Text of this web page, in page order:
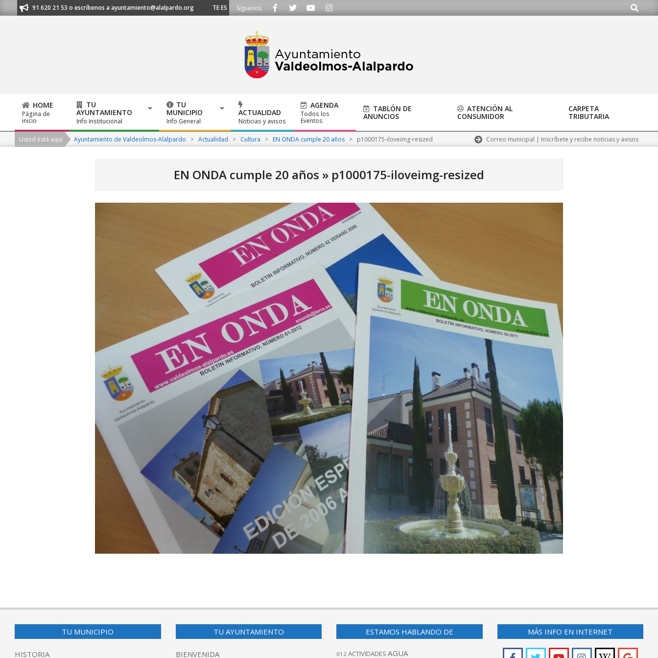
to
al 91 620 21 53 o escríbenos a ayuntamiento@alalpardo.org TE ESCUCHAMOS - Llámanos al 91 620 21 53 o escríbenos a ayuntamiento@alalpardo.org
Síguenos Buscar
Primary
Navigation
Menu
HOME
Página de
inicio
TU
AYUNTAMIENTO
Info Institucional
TU
MUNICIPIO
Info General
ACTUALIDAD
Noticias y avisos
AGENDA
Todos los
Eventos
TABLÓN DE
ANUNCIOS
ATENCIÓN AL
CONSUMIDOR
CARPETA
TRIBUTARIA
Usted está aquí Ayuntamiento de Valdeolmos-Alalpardo > Actualidad > Cultura > EN ONDA cumple 20 años > p1000175-iloveimg-resized Correo municipal | Inscríbete y recibe noticias y avisos
EN ONDA cumple 20 años » p1000175-iloveimg-resized
TU MUNICIPIO
HISTORIA
TU AYUNTAMIENTO
BIENVENIDA
ESTAMOS HABLANDO DE
012 ACTIVIDADES AGUA
MÁS INFO EN INTERNET